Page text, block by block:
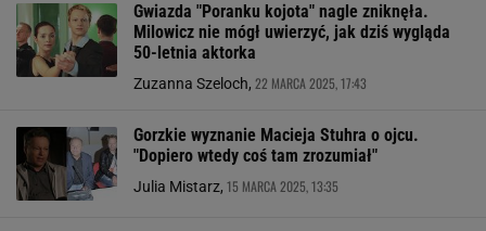
Gwiazda "Poranku kojota" nagle zniknęła.
Milowicz nie mógł uwierzyć, jak dziś wygląda
50-letnia aktorka
Zuzanna Szeloch, 22 MARCA 2025, 17:43
Gorzkie wyznanie Macieja Stuhra o ojcu.
"Dopiero wtedy coś tam zrozumiał"
Julia Mistarz, 15 MARCA 2025, 13:35